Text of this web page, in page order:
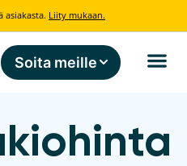
asiakasta. Liity mukaan.
Soita meille